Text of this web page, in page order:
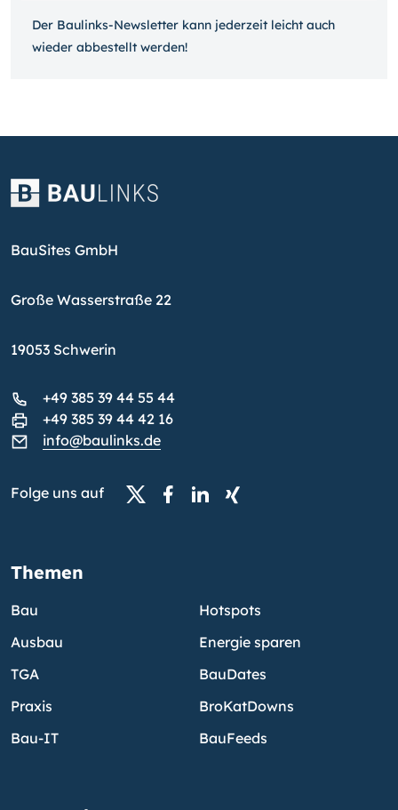
Der Baulinks-Newsletter kann jeder­zeit leicht auch
wieder ab­bestellt werden!
BauSites GmbH
Große Wasserstraße 22
19053 Schwerin
+49 385 39 44 55 44
+49 385 39 44 42 16
info@baulinks.de
Folge uns auf
Themen
Bau
Ausbau
TGA
Praxis
Bau-IT
Hotspots
Energie sparen
BauDates
BroKatDowns
BauFeeds